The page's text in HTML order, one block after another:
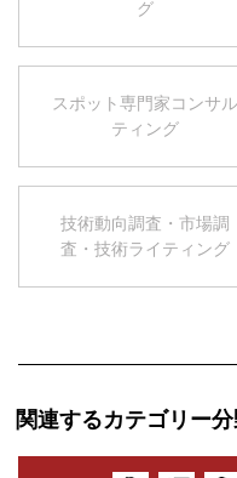
グ
スポット専門家コンサル
ティング
技術動向調査・市場調
査・技術ライティング
関連するカテゴリー